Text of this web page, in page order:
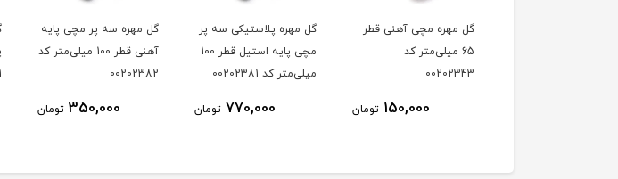
گل مهره پلاستیکی سه پر
میلی‌متر کد 00202381
770,000 تومان
گل مهره سه پر مچی پایه
آهنی قطر 100 میلی‌متر کد
00202382
350,000 تومان
گل مهره هفت پر
پلاستیکی m12 کد
00202561
160,000 تومان